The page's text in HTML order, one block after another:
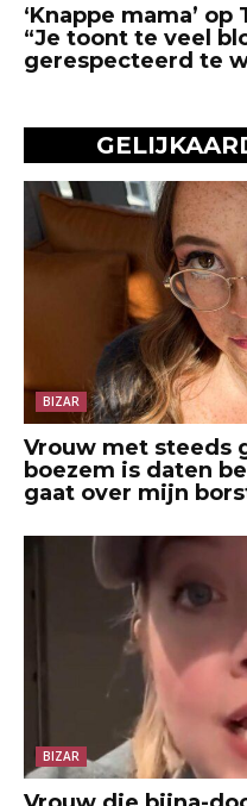
‘Knappe mama’
“Je toont te veel
gerespecteerd te
BIZAR
Vrouw met steeds
boezem is daten
gaat over mijn
BIZAR